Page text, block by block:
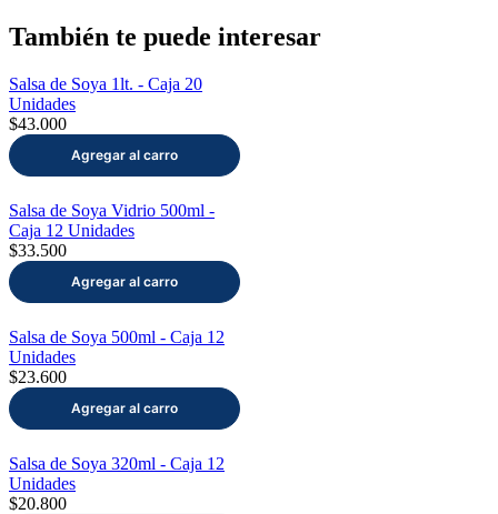
También te puede interesar
Salsa de Soya 1lt. - Caja 20
Unidades
$43.000
Salsa de Soya Vidrio 500ml -
Caja 12 Unidades
$33.500
Salsa de Soya 500ml - Caja 12
Unidades
$23.600
Salsa de Soya 320ml - Caja 12
Unidades
$20.800